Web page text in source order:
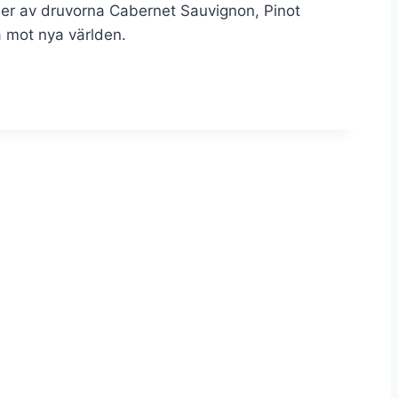
av druvorna Cabernet Sauvignon, Pinot
mot nya världen.